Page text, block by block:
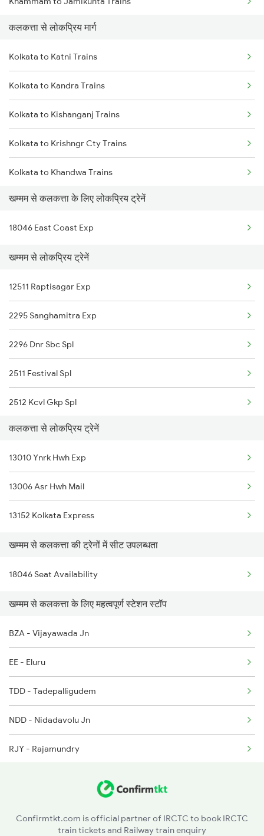
Kolkata to Jhajha Trains
Kolkata to Cuttack Trains
Kolkata to Bhadrak Trains
Khammam to Jaipur Trains
Khammam to Jolarpettai Trains
Khammam to Jodhpur Trains
Khammam to Kesamudram Trains
Khammam to Kharagpur Trains
Khammam to Srikalahasti Trains
कलकत्ता से लोकप्रिय मार्ग
Kolkata to Katni Trains
Kolkata to Kandra Trains
Kolkata to Kishanganj Trains
Kolkata to Krishngr Cty Trains
Kolkata to Khandwa Trains
Kolkata to Kokrajhar Trains
Kolkata to Kota Trains
Kolkata to Vellore Trains
Kolkata to Kopargaon Trains
Kolkata to Kopai Trains
Kolkata to Kuppam Trains
Kolkata to Koderma Trains
Kolkata to Mustafapur Trains
Kolkata to Sunapur Trains
खम्मम से कलकत्ता के लिए लोकप्रिय ट्रेनें
18046 East Coast Exp
खम्मम से लोकप्रिय ट्रेनें
12511 Raptisagar Exp
2295 Sanghamitra Exp
2296 Dnr Sbc Spl
2511 Festival Spl
2512 Kcvl Gkp Spl
2521 Bju Ers Spl
2522 Ers Bju Express
2615 Mas Ndls Exp
2616 G T Exp Spl
2645 Kcvl Festivl Spl
2646 Kcvl Indb Fest
2647 Krba Kcvl Spl
2648 Kcvl Krba Spl
2655 Adi Mas Special
2656 Mas Adi Express
कलकत्ता से लोकप्रिय ट्रेनें
13010 Ynrk Hwh Exp
13006 Asr Hwh Mail
13152 Kolkata Express
खम्मम से कलकत्ता की ट्रेनों में सीट उपलब्धता
18046 Seat Availability
खम्मम से कलकत्ता के लिए महत्वपूर्ण स्टेशन स्टॉप
BZA - Vijayawada Jn
EE - Eluru
TDD - Tadepalligudem
NDD - Nidadavolu Jn
RJY - Rajamundry
Confirmtkt.com is official partner of IRCTC to book IRCTC
train tickets and Railway train enquiry